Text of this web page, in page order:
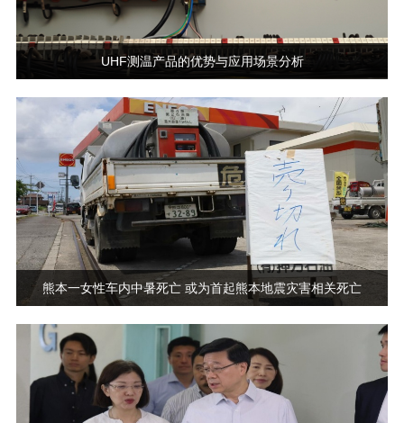
UHF测温产品的优势与应用场景分析
熊本一女性车内中暑死亡 或为首起熊本地震灾害相关死亡